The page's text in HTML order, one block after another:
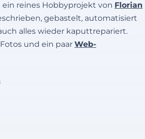
ein reines Hobbyprojekt von Florian
gebastelt, automatisiert
alles wieder kaputtrepariert.
und ein paar Web-